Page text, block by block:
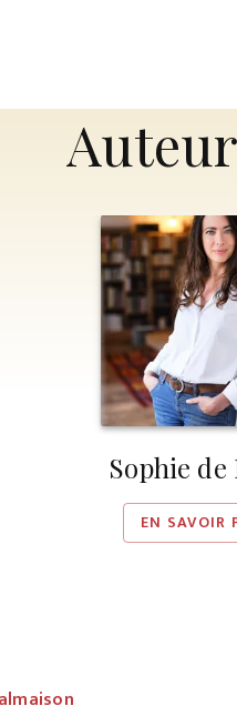
Sophie de
EN SAVOIR